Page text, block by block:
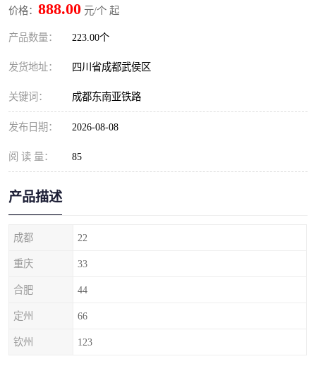
价格： 888.00 元/个 起
产品数量： 223.00个
发货地址： 四川省成都武侯区
关键词： 成都东南亚铁路
发布日期： 2026-08-08
阅 读 量： 85
产品描述
成都 22
重庆 33
合肥 44
定州 66
钦州 123